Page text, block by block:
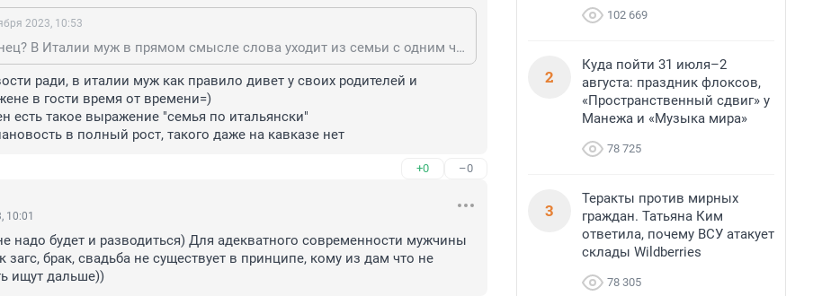
2023, 10:53
Вы итальянец? В Италии муж в прямом смысле слова уходит из семьи с одним чемоданом. У нас все имущество делится 50/50. Платите Алименты на своих детей. Другой вопрос, что делить и так нечего, и алементы две копейки. У человека с хорошим доходом таких проблем нет, он умеет зарабатывать и ему есть что делить.
ради, в италии муж как правило дивет у своих родителей и
в гости время от времени=)
есть такое выражение "семья по итальянски"
в полный рост, такого даже на кавказе нет
+0 –0
10:01
надо будет и разводиться) Для адекватного современности мужчины
загс, брак, свадьба не существует в принципе, кому из дам что не
ищут дальше))
102 669
2
Куда пойти 31 июля–2
августа: праздник флоксов,
«Пространственный сдвиг» у
Манежа и «Музыка мира»
78 725
3
Теракты против мирных
граждан. Татьяна Ким
ответила, почему ВСУ атакует
склады Wildberries
78 305